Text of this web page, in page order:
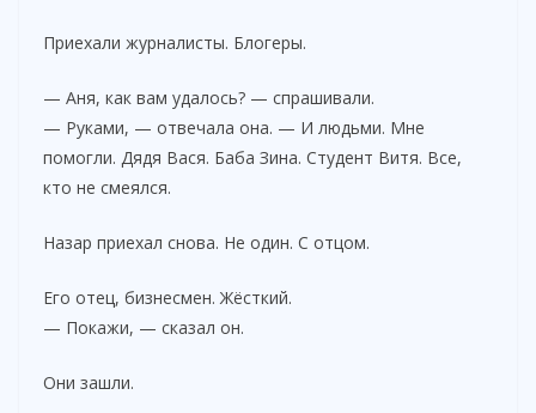
Приехали журналисты. Блогеры.
— Аня, как вам удалось? — спрашивали.
— Руками, — отвечала она. — И людьми. Мне
помогли. Дядя Вася. Баба Зина. Студент Витя. Все,
кто не смеялся.
Назар приехал снова. Не один. С отцом.
Его отец, бизнесмен. Жёсткий.
— Покажи, — сказал он.
Они зашли.